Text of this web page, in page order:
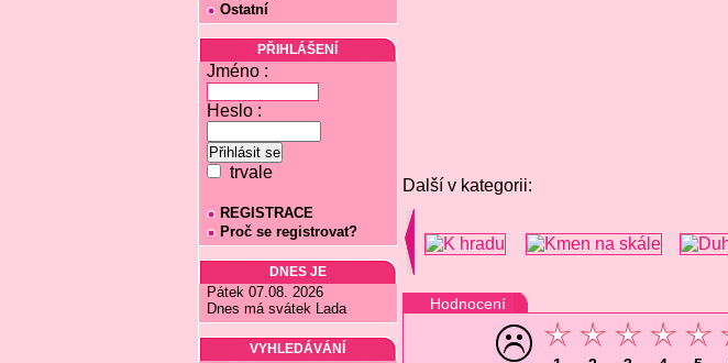
Ostatní
PŘIHLÁŠENÍ
Jméno :
Heslo :
trvale
REGISTRACE
Proč se registrovat?
DNES JE
Pátek 07.08. 2026
Dnes má svátek Lada
VYHLEDÁVÁNÍ
Další v kategorii:
Hodnocení